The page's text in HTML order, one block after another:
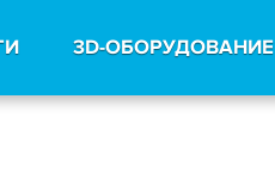
3D-ОБОРУДОВАНИЕ